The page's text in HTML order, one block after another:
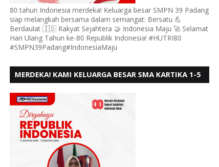
80 tahun Indonesia merdeka! Keluarga besar SMPN 39 Padang
siap melangkah bersama dalam semangat: Bersatu 💪
Berdaulat 🇮🇩 Rakyat Sejahtera 🤝 Indonesia Maju 🚀 Selamat
Hari Ulang Tahun ke-80 Republik Indonesia! #HUTRI80
#SMPN39Padang#IndonesiaMaju
MERDEKA! KAMI KELUARGA BESAR SMA KARTIKA 1-5
BERSATU BERD